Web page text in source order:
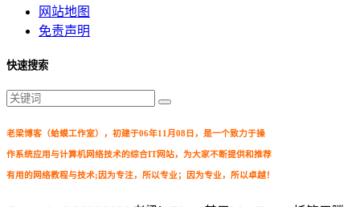
网站地图
免责声明
快速搜索
老梁博客（蛤蟆工作室），初建于06年11月08日，是一个致力于操
作系统应用与计算机网络技术的综合IT网站，为大家不断提供和推荐
有用的网络教程与技术;因为专注，所以专业；因为专业，所以卓越！